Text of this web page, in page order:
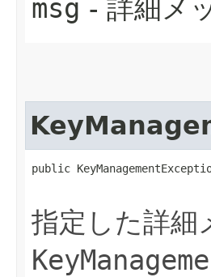
msg - 詳細メ
public
指定した詳細